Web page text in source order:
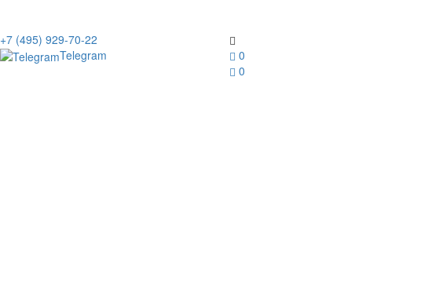
0
0
+7 (495) 929-70-22
Telegram